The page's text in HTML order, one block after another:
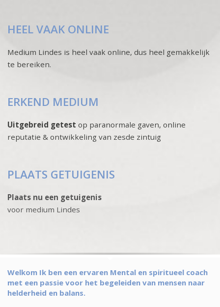
HEEL VAAK ONLINE
Medium Lindes is heel vaak online, dus heel gemakkelijk
te bereiken.
ERKEND MEDIUM
Uitgebreid getest op paranormale gaven, online
reputatie & ontwikkeling van zesde zintuig
PLAATS GETUIGENIS
Plaats nu een getuigenis
voor medium Lindes
Welkom Ik ben een ervaren Mental en spiritueel coach
met een passie voor het begeleiden van mensen naar
helderheid en balans.